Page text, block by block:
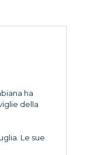
ha
della
Le sue